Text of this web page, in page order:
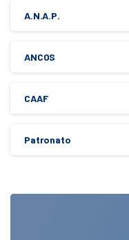
A.N.A.P.
ANCOS
CAAF
Patronato